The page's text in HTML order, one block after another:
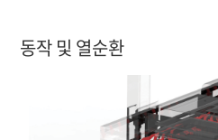
동작 및 열순환